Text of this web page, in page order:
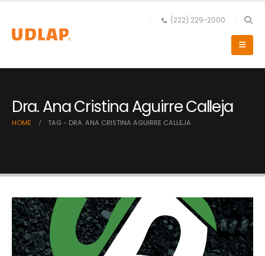
(222) 229-2000
Dra. Ana Cristina Aguirre Calleja
HOME TAG - DRA. ANA CRISTINA AGUIRRE CALLEJA